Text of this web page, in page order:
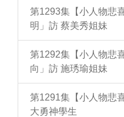
第1293集【小人物悲
明」訪 蔡美秀姐妹
第1292集【小人物悲
向」訪 施琇瑜姐妹
第1291集【小人物悲
大勇神學生